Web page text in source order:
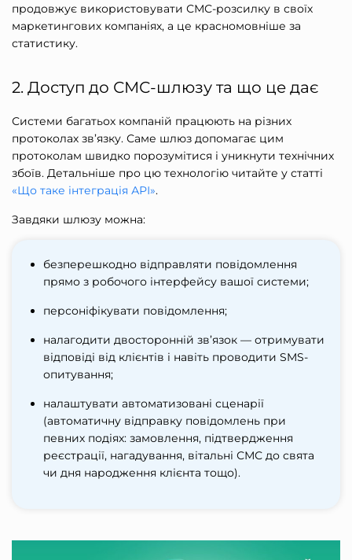
продовжує використовувати СМС-розсилку в своїх
маркетингових компаніях, а це красномовніше за
статистику.
2. Доступ до СМС-шлюзу та що це дає
Системи багатьох компаній працюють на різних
протоколах зв’язку. Саме шлюз допомагає цим
протоколам швидко порозумітися і уникнути технічних
збоїв. Детальніше про цю технологію читайте у статті
«Що таке інтеграція АРІ».
Завдяки шлюзу можна:
безперешкодно відправляти повідомлення
прямо з робочого інтерфейсу вашої системи;
персоніфікувати повідомлення;
налагодити двосторонній зв’язок — отримувати
відповіді від клієнтів і навіть проводити SMS-
опитування;
налаштувати автоматизовані сценарії
(автоматичну відправку повідомлень при
певних подіях: замовлення, підтвердження
реєстрації, нагадування, вітальні СМС до свята
чи дня народження клієнта тощо).